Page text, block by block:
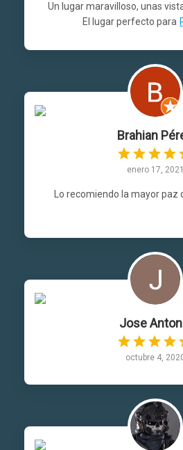
Un lugar maravilloso, unas
El lugar perfecto para
Brahian
enero 17, 2021
Lo recomiendo la mayor
Jose
octubre 4,